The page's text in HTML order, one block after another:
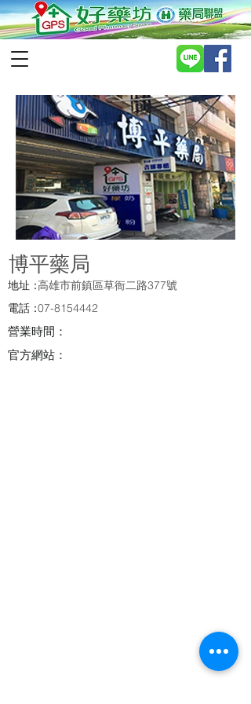
博平藥局
地址：高雄市前鎮區草衙二路377號
電話：07-8154442
營業時間：
官方網站：